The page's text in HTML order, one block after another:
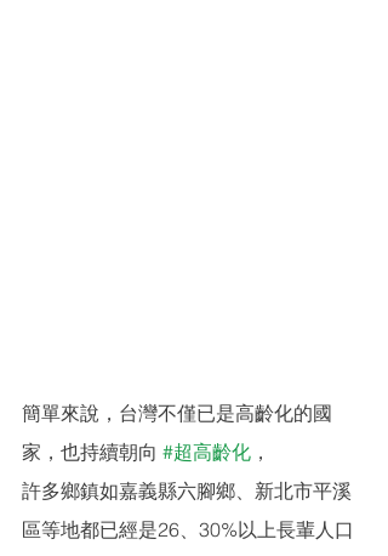
簡單來說，台灣不僅已是高齡化的國
家，也持續朝向 #超高齡化 ，
許多鄉鎮如嘉義縣六腳鄉、新北市平溪
區等地都已經是26、30%以上長輩人口